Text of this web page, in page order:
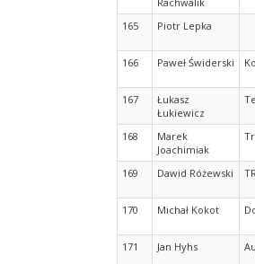
165
Piotr Lepka
166 Paweł Świderski
167
Łukasz
Łukiewicz
168
Marek
Joachimiak
169 Dawid Różewski
170 Michał Kokot
171 Jan Hyhs